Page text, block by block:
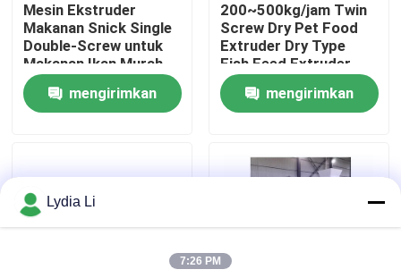
Kontrol kualitas
Hubungi kami
Mesin Pabrik Pelet
Mesin Ekstruder
Makanan Snick Single
Double-Screw untuk
Makanan Ikan Murah
mengirimkan
200~500kg/jam Twin
Screw Dry Pet Food
Extruder Dry Type
Fish Feed Extruder
mengirimkan
Lydia Li
7:26 PM